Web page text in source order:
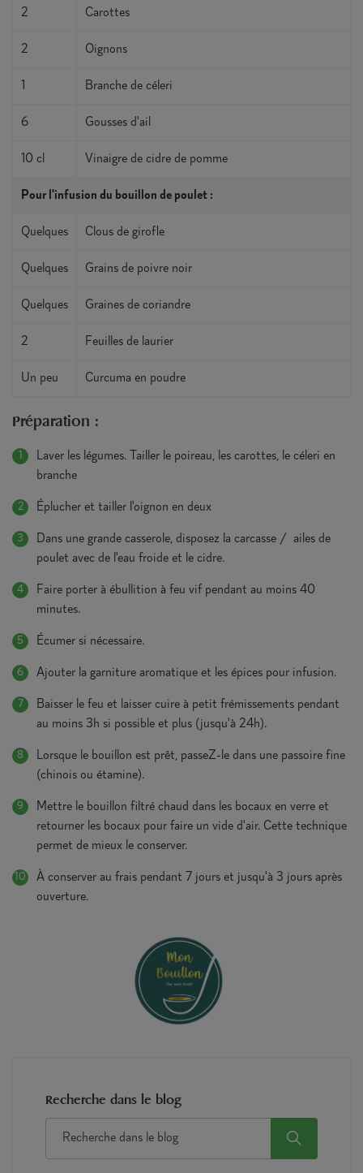
2 Carottes
2 Oignons
1 Branche de céleri
6 Gousses d'ail
10 cl Vinaigre de cidre de pomme
Pour l'infusion du bouillon de poulet :
Quelques Clous de girofle
Quelques Grains de poivre noir
Quelques Graines de coriandre
2 Feuilles de laurier
Un peu Curcuma en poudre
Préparation :
Laver les légumes. Tailler le poireau, les carottes, le céleri en
branche
Éplucher et tailler l'oignon en deux
Dans une grande casserole, disposez la carcasse / ailes de
poulet avec de l'eau froide et le cidre.
Faire porter à ébullition à feu vif pendant au moins 40
minutes.
Écumer si nécessaire.
Ajouter la garniture aromatique et les épices pour infusion.
Baisser le feu et laisser cuire à petit frémissements pendant
au moins 3h si possible et plus (jusqu'à 24h).
Lorsque le bouillon est prêt, passeZ-le dans une passoire fine
(chinois ou étamine).
Mettre le bouillon filtré chaud dans les bocaux en verre et
retourner les bocaux pour faire un vide d'air. Cette technique
permet de mieux le conserver.
À conserver au frais pendant 7 jours et jusqu'à 3 jours après
ouverture.
Recherche dans le blog